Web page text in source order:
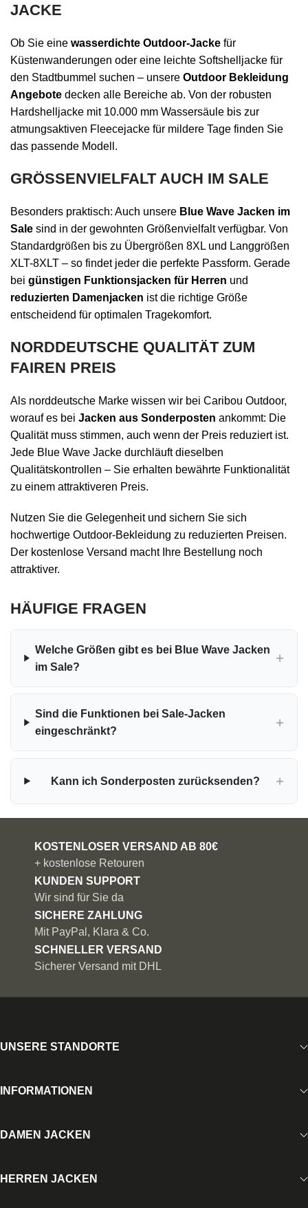
JACKE
Ob Sie eine wasserdichte Outdoor-Jacke für
Küstenwanderungen oder eine leichte Softshelljacke für
den Stadtbummel suchen – unsere Outdoor Bekleidung
Angebote decken alle Bereiche ab. Von der robusten
Hardshelljacke mit 10.000 mm Wassersäule bis zur
atmungsaktiven Fleecejacke für mildere Tage finden Sie
das passende Modell.
GRÖSSENVIELFALT AUCH IM SALE
Besonders praktisch: Auch unsere Blue Wave Jacken im
Sale sind in der gewohnten Größenvielfalt verfügbar. Von
Standardgrößen bis zu Übergrößen 8XL und Langgrößen
XLT-8XLT – so findet jeder die perfekte Passform. Gerade
bei günstigen Funktionsjacken für Herren und
reduzierten Damenjacken ist die richtige Größe
entscheidend für optimalen Tragekomfort.
NORDDEUTSCHE QUALITÄT ZUM
FAIREN PREIS
Als norddeutsche Marke wissen wir bei Caribou Outdoor,
worauf es bei Jacken aus Sonderposten ankommt: Die
Qualität muss stimmen, auch wenn der Preis reduziert ist.
Jede Blue Wave Jacke durchläuft dieselben
Qualitätskontrollen – Sie erhalten bewährte Funktionalität
zu einem attraktiveren Preis.
Nutzen Sie die Gelegenheit und sichern Sie sich
hochwertige Outdoor-Bekleidung zu reduzierten Preisen.
Der kostenlose Versand macht Ihre Bestellung noch
attraktiver.
HÄUFIGE FRAGEN
Welche Größen gibt es bei Blue Wave Jacken
im Sale?
Sind die Funktionen bei Sale-Jacken
eingeschränkt?
Kann ich Sonderposten zurücksenden?
KOSTENLOSER VERSAND AB 80€
+ kostenlose Retouren
KUNDEN SUPPORT
Wir sind für Sie da
SICHERE ZAHLUNG
Mit PayPal, Klara & Co.
SCHNELLER VERSAND
Sicherer Versand mit DHL
UNSERE STANDORTE
INFORMATIONEN
DAMEN JACKEN
HERREN JACKEN